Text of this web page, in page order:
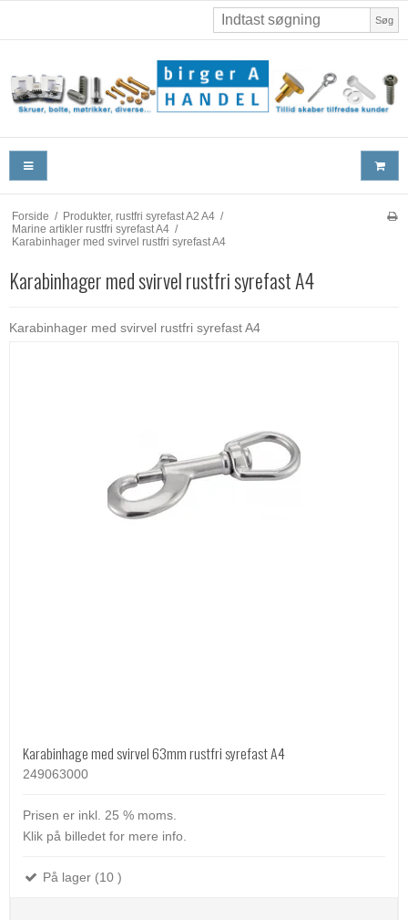
Søg
Forside / Produkter, rustfri syrefast A2 A4 /
Marine artikler rustfri syrefast A4 /
Karabinhager med svirvel rustfri syrefast A4
Karabinhager med svirvel rustfri syrefast A4
Karabinhager med svirvel rustfri syrefast A4
Karabinhage med svirvel 63mm rustfri syrefast A4
249063000
Prisen er inkl. 25 % moms.
Klik på billedet for mere info.
På lager (10 )